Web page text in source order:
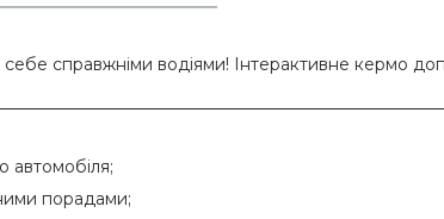
себе справжніми водіями! Інтерактивне кермо
автомобіля;
порадами;